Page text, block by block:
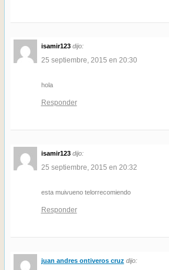
isamir123 dijo:
25 septiembre, 2015 en 20:30
hola
Responder
isamir123 dijo:
25 septiembre, 2015 en 20:32
esta muivueno telorrecomiendo
Responder
juan andres ontiveros cruz dijo: